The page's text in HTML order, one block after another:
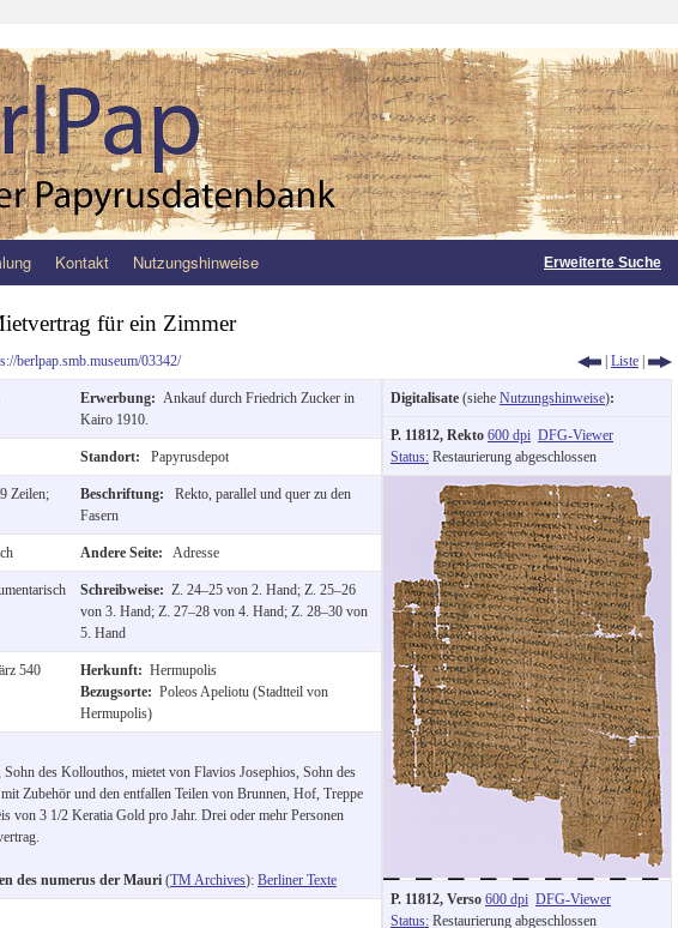
Kontakt Nutzungshinweise Erweiterte Suche
für ein Zimmer
berlpap.smb.museum/03342/ | Liste |
Erwerbung: Ankauf durch Friedrich Zucker in
Kairo 1910.
Standort: Papyrusdepot
Zeilen;
Beschriftung:
Rekto, parallel und quer zu den
Fasern
Andere Seite: Adresse
Schreibweise: Z. 24–25 von 2. Hand; Z. 25–26
von 3. Hand; Z. 27–28 von 4. Hand; Z. 28–30 von
5. Hand
540
Herkunft: Hermupolis
Bezugsorte: Poleos Apeliotu (Stadtteil von
Hermupolis)
des Kollouthos, mietet von Flavios Josephios, Sohn des
Zubehör und den entfallen Teilen von Brunnen, Hof, Treppe
von 3 1/2 Keratia Gold pro Jahr. Drei oder mehr Personen
des numerus der Mauri (TM Archives): Berliner Texte
Digitalisate (siehe Nutzungshinweise):
P. 11812, Rekto 600 dpi DFG-Viewer
Status: Restaurierung abgeschlossen
P. 11812, Verso 600 dpi DFG-Viewer
Status: Restaurierung abgeschlossen